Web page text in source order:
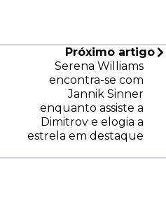
Próximo artigo
Serena Williams
encontra-se com
Jannik Sinner
enquanto assiste a
Dimitrov e elogia a
estrela em destaque